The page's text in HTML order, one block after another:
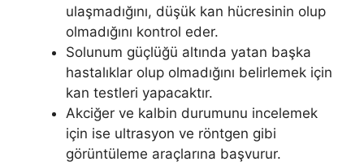
ulaşmadığını, düşük kan hücresinin olup
olmadığını kontrol eder.
Solunum güçlüğü altında yatan başka
hastalıklar olup olmadığını belirlemek için
kan testleri yapacaktır.
Akciğer ve kalbin durumunu incelemek
için ise ultrasyon ve röntgen gibi
görüntüleme araçlarına başvurur.